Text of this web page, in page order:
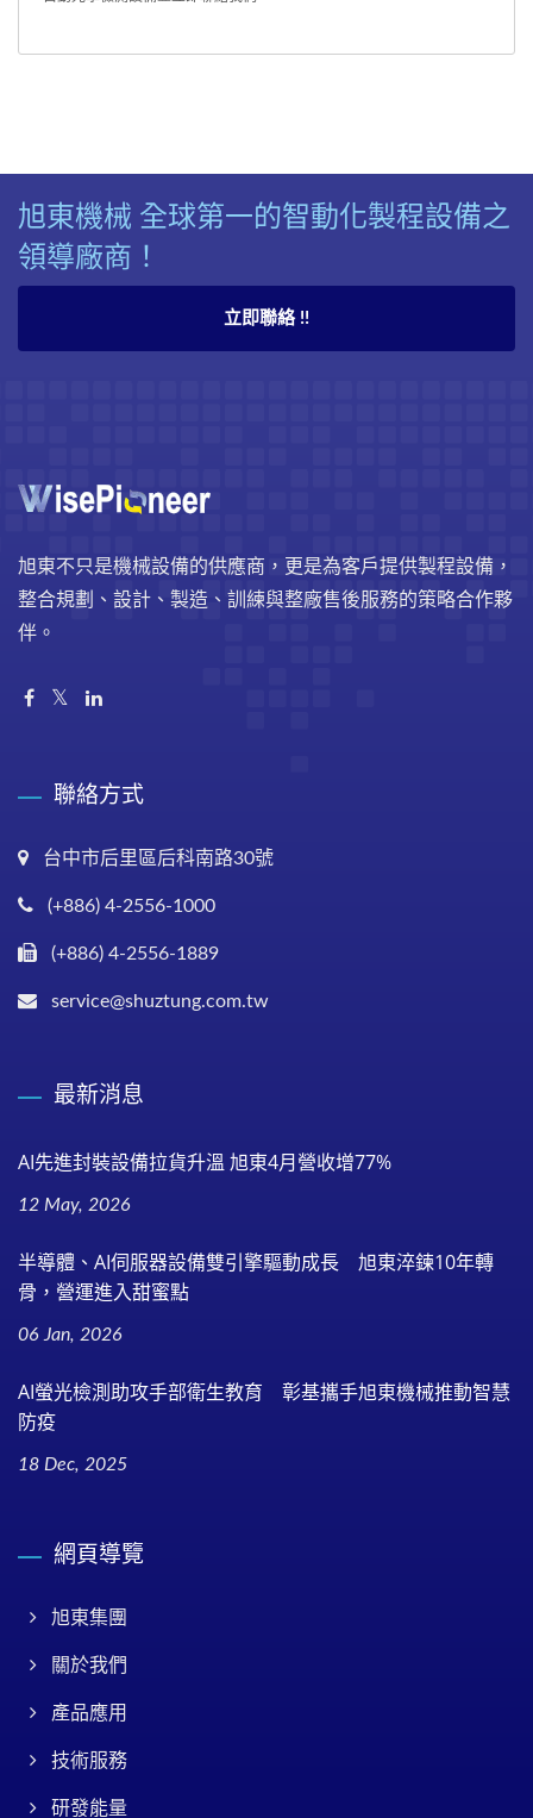
旭東機械 全球第一的智動化製程設備之
領導廠商！
立即聯絡 !!
旭東不只是機械設備的供應商，更是為客戶提供製程設備，
整合規劃、設計、製造、訓練與整廠售後服務的策略合作夥
伴。
聯絡方式
台中市后里區后科南路30號
(+886) 4-2556-1000
(+886) 4-2556-1889
service@shuztung.com.tw
最新消息
AI先進封裝設備拉貨升溫 旭東4月營收增77%
12 May, 2026
半導體、AI伺服器設備雙引擎驅動成長 旭東淬鍊10年轉
骨，營運進入甜蜜點
06 Jan, 2026
AI螢光檢測助攻手部衛生教育 彰基攜手旭東機械推動智慧
防疫
18 Dec, 2025
網頁導覽
旭東集團
關於我們
產品應用
技術服務
研發能量